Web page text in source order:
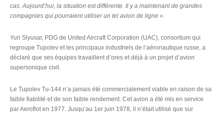
cas. Aujourd’hui, la situation est différente. Il y a maintenant de grandes
compagnies qui pourraient utiliser un tel avion de ligne ».
Yuri Slyusar, PDG de United Aircraft Corporation (UAC), consortium qui
regroupe Tupolev et les principaux industriels de l’aéronautique russe, a
déclaré que ses équipes travaillent d’ores et déjà à un projet d’avion
supersonique civil.
Le Tupolev Tu-144 n’a jamais été commercialement viable en raison de sa
faible fiabilité et de son faible rendement. Cet avion a été mis en service
par Aeroflot en 1977. Jusqu’au 1er juin 1978, il n’était utilisé que sur